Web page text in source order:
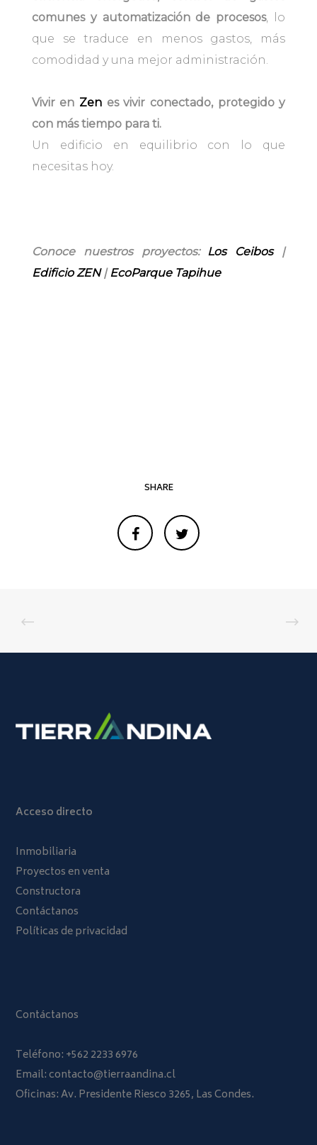
comunes y automatización de procesos, lo
que se traduce en menos gastos, más
comodidad y una mejor administración.
Vivir en Zen es vivir conectado, protegido y
con más tiempo para ti.
Un edificio en equilibrio con lo que
necesitas hoy.
Conoce nuestros proyectos: Los Ceibos|
Edificio ZEN|EcoParque Tapihue
SHARE
Acceso directo
Inmobiliaria
Proyectos en venta
Constructora
Contáctanos
Políticas de privacidad
Contáctanos
Teléfono: +562 2233 6976
Email: contacto@tierraandina.cl
Oficinas: Av. Presidente Riesco 3265, Las Condes.